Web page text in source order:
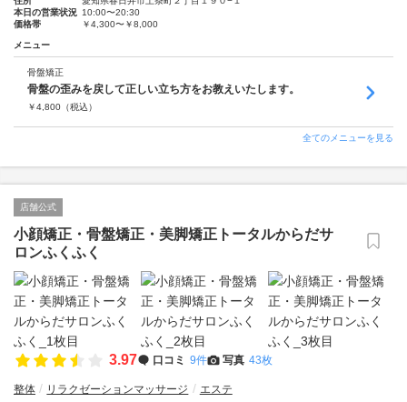
本日の営業状況 10:00〜20:30
価格帯
￥4,300〜￥8,000
メニュー
骨盤矯正
骨盤の歪みを戻して正しい立ち方をお教えいたします。
￥4,800 （税込）
全てのメニューを見る
店舗公式
小顔矯正・骨盤矯正・美脚矯正トータルからだサ
ロンふくふく
3.97 口コミ 9件 写真 43枚
整体 リラクゼーションマッサージ エステ